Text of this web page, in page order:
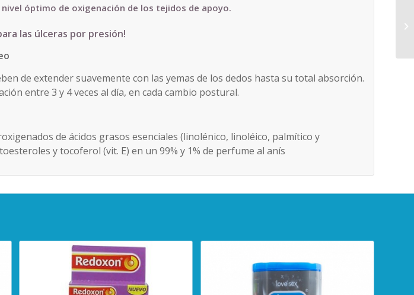
nivel óptimo de oxigenación de los tejidos de apoyo.
las úlceras por presión!
de extender suavemente con las yemas de los dedos hasta su total absorción.
entre 3 y 4 veces al día, en cada cambio postural.
de ácidos grasos esenciales (linolénico, linoléico, palmítico y
y tocoferol (vit. E) en un 99% y 1% de perfume al anís